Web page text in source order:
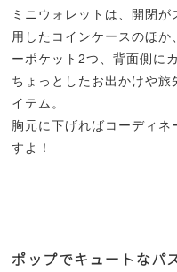
ミニウォレットは、開閉
用したコインケースのほ
ーポケット2つ、背面側に
ちょっとしたお出かけや
イテム。
胸元に下げればコーディネ
すよ！
ポップでキュートなパ